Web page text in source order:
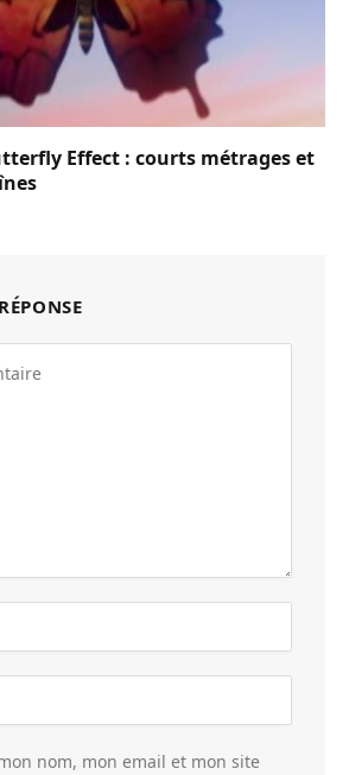
Effect : courts métrages et
nom, mon email et mon site